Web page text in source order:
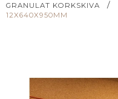
GRANULAT KORKSKIVA
/
12X640X950MM